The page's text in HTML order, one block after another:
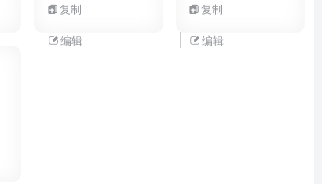
垂直或水平分布在
纸张中央位置 3.强
调元素： - 使用黄
复制
编辑
百家姓有着渊博的
知识可以依据中国
复制
编辑